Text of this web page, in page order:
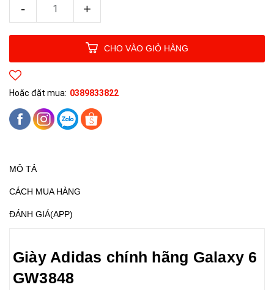
- +
CHO VÀO GIỎ HÀNG
Hoặc đặt mua: 0389833822
MÔ TẢ
CÁCH MUA HÀNG
ĐÁNH GIÁ(APP)
Giày Adidas chính hãng Galaxy 6
GW3848